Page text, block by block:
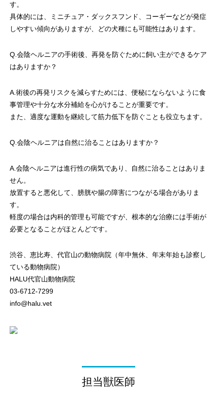
す。
具体的には、ミニチュア・ダックスフンド、コーギーなどが発症
しやすい傾向がありますが、どの犬種にも可能性はあります。
Q.会陰ヘルニアの手術後、再発を防ぐために飼い主ができるケア
はありますか？
A.術後の再発リスクを減らすためには、便秘にならないように食
事管理や十分な水分補給を心がけることが重要です。
また、適度な運動を継続して筋力低下を防ぐことも役立ちます。
Q.会陰ヘルニアは自然に治ることはありますか？
A.会陰ヘルニアは進行性の病気であり、自然に治ることはありま
せん。
放置すると悪化して、膀胱や腸の障害につながる場合がありま
す。
軽度の場合は内科的管理も可能ですが、根本的な治療には手術が
必要となることがほとんどです。
渋谷、恵比寿、代官山の動物病院（年中無休、年末年始も診察し
ている動物病院）
HALU代官山動物病院
03-6712-7299
info@halu.vet
担当獣医師